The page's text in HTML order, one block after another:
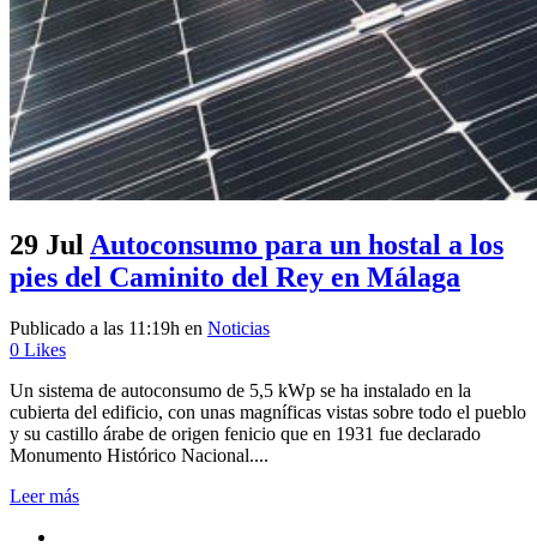
29 JulAutoconsumo para un hostal a los
pies del Caminito del Rey en Málaga
Publicado a las 11:19h en Noticias
0 Likes
Un sistema de autoconsumo de 5,5 kWp se ha instalado en la
cubierta del edificio, con unas magníficas vistas sobre todo el pueblo
y su castillo árabe de origen fenicio que en 1931 fue declarado
Monumento Histórico Nacional....
Leer más